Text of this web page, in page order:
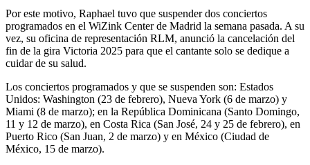
Por este motivo, Raphael tuvo que suspender dos conciertos
programados en el WiZink Center de Madrid la semana pasada. A su
vez, su oficina de representación RLM, anunció la cancelación del
fin de la gira Victoria 2025 para que el cantante solo se dedique a
cuidar de su salud.
Los conciertos programados y que se suspenden son: Estados
Unidos: Washington (23 de febrero), Nueva York (6 de marzo) y
Miami (8 de marzo); en la República Dominicana (Santo Domingo,
11 y 12 de marzo), en Costa Rica (San José, 24 y 25 de febrero), en
Puerto Rico (San Juan, 2 de marzo) y en México (Ciudad de
México, 15 de marzo).